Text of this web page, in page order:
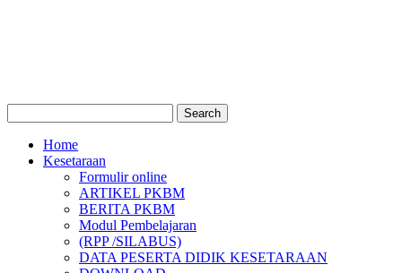
Home
Kesetaraan
Formulir online
ARTIKEL PKBM
BERITA PKBM
Modul Pembelajaran
(RPP /SILABUS)
DATA PESERTA DIDIK KESETARAAN